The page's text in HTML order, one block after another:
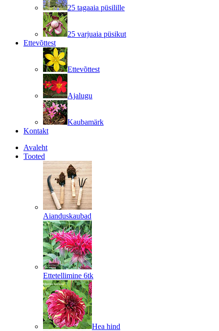
25 tagaaia püsilille
25 varjuaia püsikut
Ettevõttest
Ettevõttest
Ajalugu
Kaubamärk
Kontakt
Avaleht
Tooted
Aianduskaubad
Ettetellimine 6tk
Hea hind